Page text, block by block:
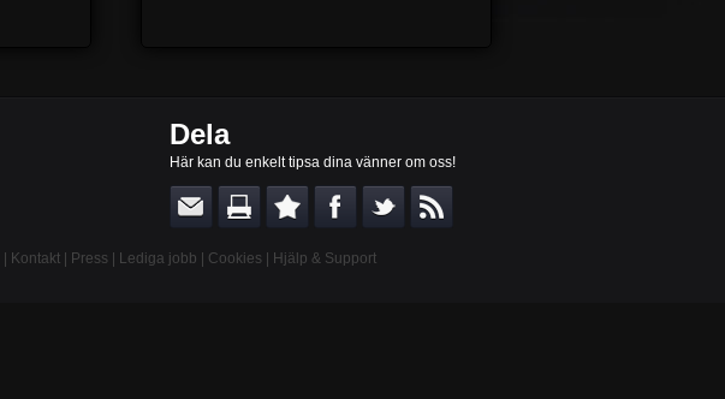
Dela
Här kan du enkelt tipsa dina vänner om oss!
Kontakt Press Lediga jobb Cookies Hjälp & Support